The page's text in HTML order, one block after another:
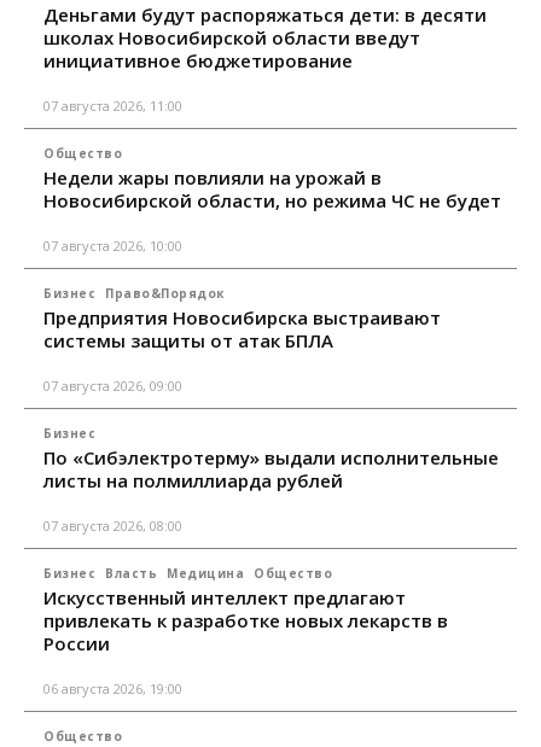
Деньгами будут распоряжаться дети: в десяти
школах Новосибирской области введут
инициативное бюджетирование
07 августа 2026, 11:00
Общество
Недели жары повлияли на урожай в
Новосибирской области, но режима ЧС не будет
07 августа 2026, 10:00
Бизнес Право&Порядок
Предприятия Новосибирска выстраивают
системы защиты от атак БПЛА
07 августа 2026, 09:00
Бизнес
По «Сибэлектротерму» выдали исполнительные
листы на полмиллиарда рублей
07 августа 2026, 08:00
Бизнес Власть Медицина Общество
Искусственный интеллект предлагают
привлекать к разработке новых лекарств в
России
06 августа 2026, 19:00
Общество